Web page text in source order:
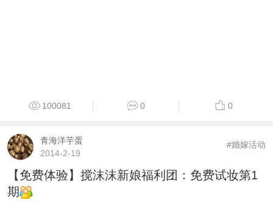
100081 0 0
青海洋芋蛋
2014-2-19
#婚嫁活动
【免费体验】搅沫沫新娘福利团：免费试妆第1
期